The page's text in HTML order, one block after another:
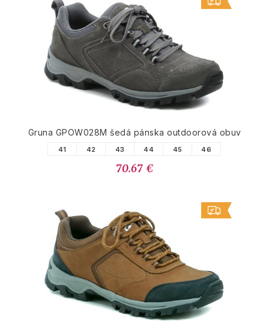
Gruna GPOW028M šedá pánska outdoorová obuv
41 42 43 44 45 46
70.67 €